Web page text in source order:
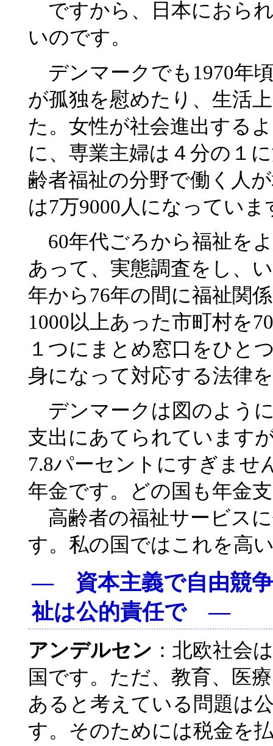
ですから、日本におら
いのです。
デンマークでも1970年
が孤独を慰めたり、生活
た。女性が社会進出する
に、専業主婦は４分の１
齢者福祉の分野で働く人
は7万9000人になっていま
60年代ごろから福祉を
あって、実態調査をし、
年から76年の間に福祉関
1000以上あった市町村を
１つにまとめ窓口をひと
身になって対応する法律
デンマークは図のよう
支出にあてられています
7.8パーセントにすぎませ
年金です。どの国も年金
高齢者の福祉サービス
す。私の国ではこれを高
― 資本主義で自由競争
祉は公的責任で ―
アンデルセン ：北欧社会
国です。ただ、教育、医
あると考えている問題は
す。そのためには税金を